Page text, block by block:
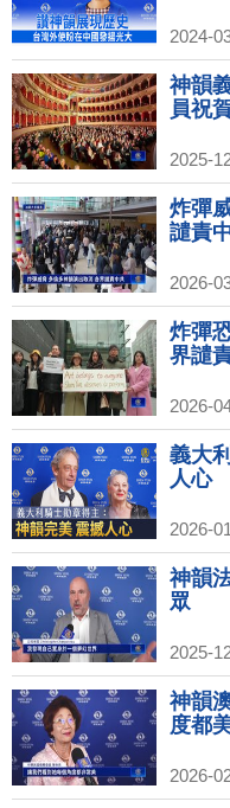
2024-
神韻
員祝
2025-
炸彈
譴責
2026-
炸彈
界譴
2026-
義大
人心
2026-
神韻
眾
2025-
神韻
度都
2026-